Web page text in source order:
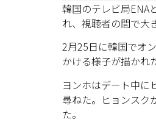
韓国のテレビ局ENA
れ、視聴者の間で大
2月25日に韓国でオ
かける様子が描かれ
ヨンホはデート中に
尋ねた。ヒョンスク
た。